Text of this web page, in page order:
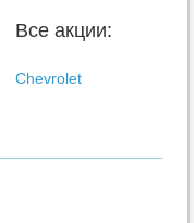
Все акции:
Chevrolet